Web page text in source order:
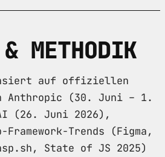
METHODIK
auf offiziellen
Anthropic (30. Juni – 1.
(26. Juni 2026),
Framework-Trends (Figma,
State of JS 2025)